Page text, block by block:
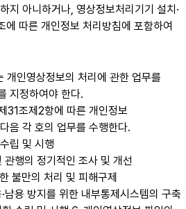
지 아니하거나, 영상정보처리기기 설치·
따른 개인정보 처리방침에 포함하여
인영상정보의 처리에 관한 업무를
지정하여야 한다.
31조제2항에 따른 개인정보
음 각 호의 업무를 수행한다.
립 및 시행
행의 정기적인 조사 및 개선
불만의 처리 및 피해구제
남용 방지를 위한 내부통제시스템의 구축